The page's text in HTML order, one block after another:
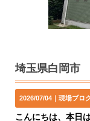
2026/07/04｜現場ブロ
こんにちは、本日